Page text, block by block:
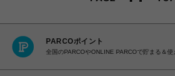
PARCOポイント
全国のPARCOやONLINE PARCOで貯まる＆使